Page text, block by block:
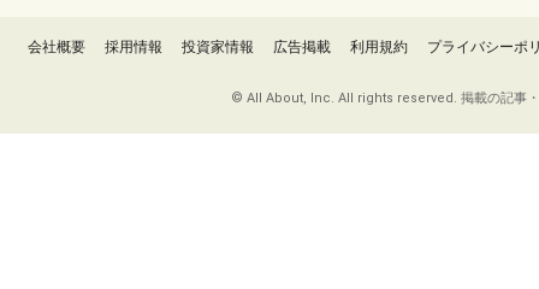
会社概要 採用情報 投資家情報 広告掲載 利用規約 プライバシーポ
© All About, Inc. All rights reserved. 掲載の記事・